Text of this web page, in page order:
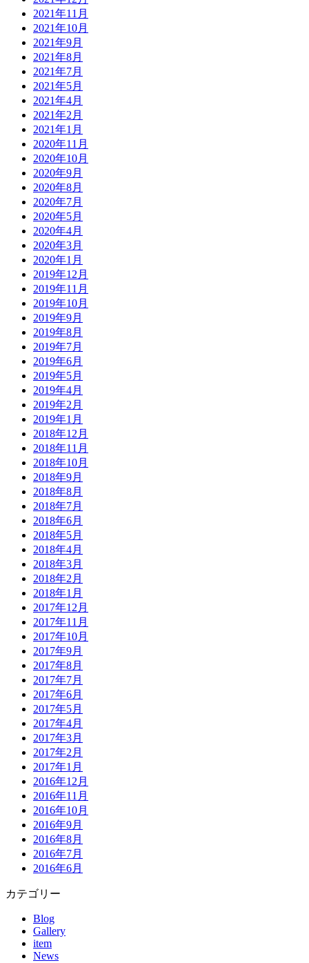
2021年11月
2021年10月
2021年9月
2021年8月
2021年7月
2021年5月
2021年4月
2021年2月
2021年1月
2020年11月
2020年10月
2020年9月
2020年8月
2020年7月
2020年5月
2020年4月
2020年3月
2020年1月
2019年12月
2019年11月
2019年10月
2019年9月
2019年8月
2019年7月
2019年6月
2019年5月
2019年4月
2019年2月
2019年1月
2018年12月
2018年11月
2018年10月
2018年9月
2018年8月
2018年7月
2018年6月
2018年5月
2018年4月
2018年3月
2018年2月
2018年1月
2017年12月
2017年11月
2017年10月
2017年9月
2017年8月
2017年7月
2017年6月
2017年5月
2017年4月
2017年3月
2017年2月
2017年1月
2016年12月
2016年11月
2016年10月
2016年9月
2016年8月
2016年7月
2016年6月
カテゴリー
Blog
Gallery
item
News